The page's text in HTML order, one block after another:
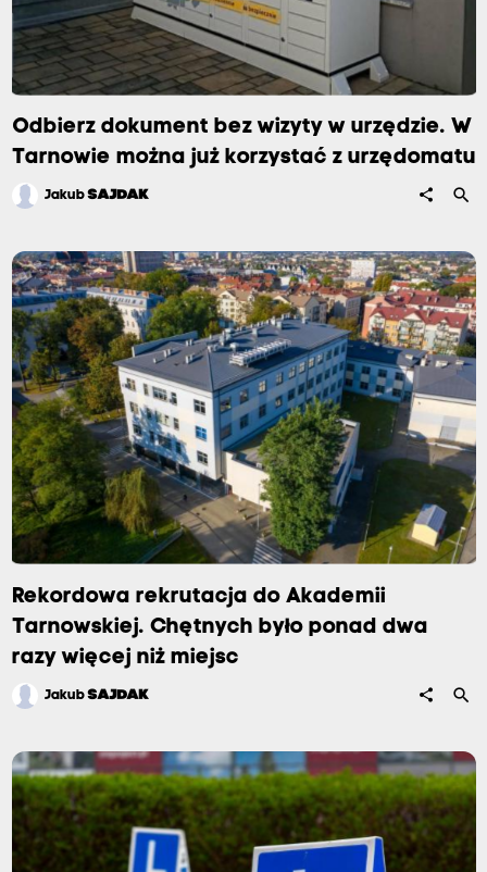
Odbierz dokument bez wizyty w urzędzie. W
Tarnowie można już korzystać z urzędomatu
JakubSAJDAK share search
Rekordowa rekrutacja do Akademii
Tarnowskiej. Chętnych było ponad dwa
razy więcej niż miejsc
JakubSAJDAK share search